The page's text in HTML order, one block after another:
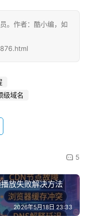
。作者：酷小编，如
级域名
5
放失败解决方法
2026年5月18日 23:33